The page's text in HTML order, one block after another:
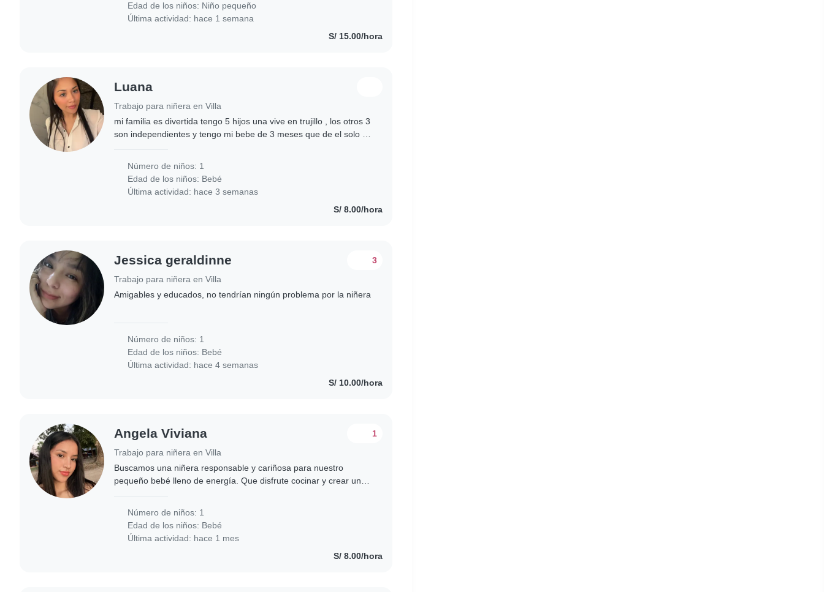
Edad de los niños: Niño pequeño
Última actividad: hace 1 semana
S/ 15.00/hora
Luana
Trabajo para niñera en Villa
mi familia es divertida tengo 5 hijos una vive en trujillo , los otros 3
son independientes y tengo mi bebe de 3 meses que de el solo se
Número de niños: 1
Edad de los niños: Bebé
Última actividad: hace 3 semanas
S/ 8.00/hora
Jessica geraldinne
Trabajo para niñera en Villa
3
Amigables y educados, no tendrían ningún problema por la niñera
Número de niños: 1
Edad de los niños: Bebé
Última actividad: hace 4 semanas
S/ 10.00/hora
Angela Viviana
Trabajo para niñera en Villa
1
Buscamos una niñera responsable y cariñosa para nuestro
pequeño bebé lleno de energía. Que disfrute cocinar y crear un
Número de niños: 1
Edad de los niños: Bebé
Última actividad: hace 1 mes
S/ 8.00/hora